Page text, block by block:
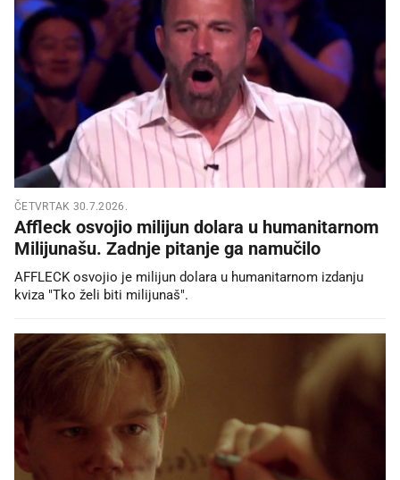
ČETVRTAK 30.7.2026.
Affleck osvojio milijun dolara u humanitarnom
Milijunašu. Zadnje pitanje ga namučilo
AFFLECK osvojio je milijun dolara u humanitarnom izdanju
kviza "Tko želi biti milijunaš".